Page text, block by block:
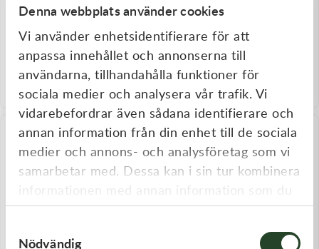
Denna webbplats använder cookies
Vi använder enhetsidentifierare för att
anpassa innehållet och annonserna till
användarna, tillhandahålla funktioner för
sociala medier och analysera vår trafik. Vi
vidarebefordrar även sådana identifierare och
annan information från din enhet till de sociala
medier och annons- och analysföretag som vi
samarbetar med. Dessa kan i sin tur kombinera
informationen med annan information som du
har tillhandahållit eller som de har samlat in
Nödvändig
Maxi Grip
MaxiGrip Dubbsats 30mm
150st ink verktyg
1 620,00kr
I lager
Maxi Grip
MaxiGrip Dubbsats 8mm 24st.
Skodubbar Skobroddar Ink
verktyg
249,00kr
I lager